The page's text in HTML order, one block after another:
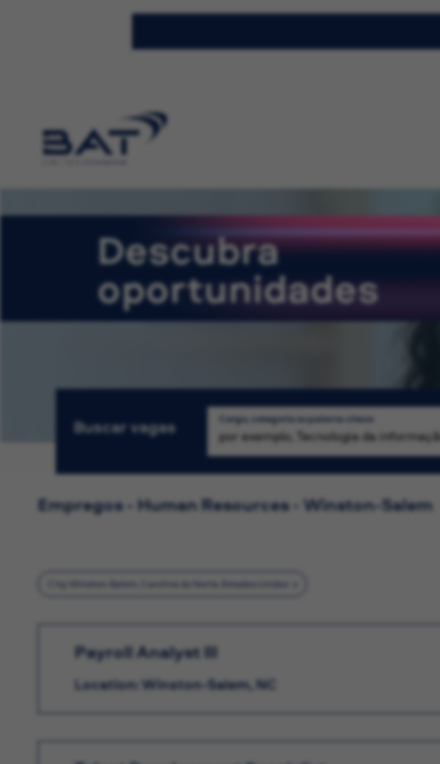
Descubra
oportunidades
Buscar vagas Cargo, categoria ou palavra-chave
Busca
Empregos - Human Resources - Winston-Salem
City: Winston-Salem, Carolina do Norte, Estados Unidos
Payroll Analyst III
Location: Winston-Salem, NC